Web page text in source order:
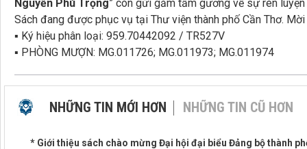
Nguyễn Phú Trọng” còn gửi gắm tấm gương về sự rèn
Sách đang được phục vụ tại Thư viện thành phố Cần Thơ.
▪ Ký hiệu phân loại: 959.70442092 / TR527V
▪ PHÒNG MƯỢN: MG.011726; MG.011973; MG.011974
NHỮNG TIN MỚI HƠN NHỮNG TIN CŨ HƠN
* Giới thiệu sách chào mừng Đại hội đại biểu Đảng bộ thành